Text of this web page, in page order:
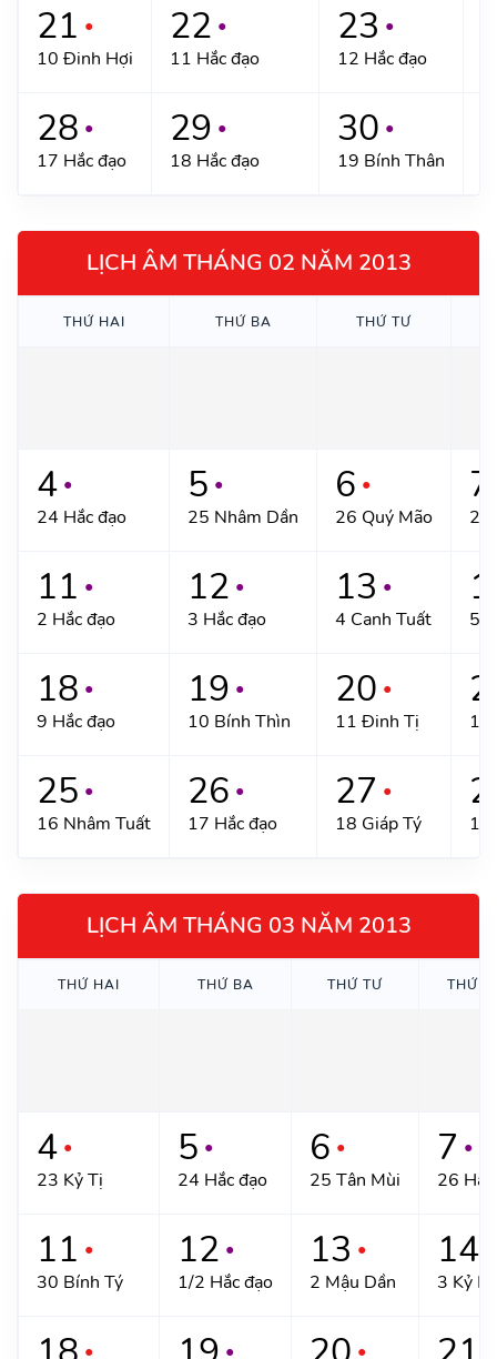
21 ●
10 Đinh Hợi
22 ●
11 Hắc đạo
23 ●
12 Hắc đạo
28 ●
17 Hắc đạo
29 ●
18 Hắc đạo
30 ●
19 Bính Thân
LỊCH ÂM THÁNG 02 NĂM 2013
THỨ HAI THỨ BA THỨ TƯ
4 ●
24 Hắc đạo
5 ●
25 Nhâm Dần
6 ●
26 Quý Mão
7
27
11 ●
2 Hắc đạo
12 ●
3 Hắc đạo
13 ●
4 Canh Tuất 5
18 ●
9 Hắc đạo
19 ●
10 Bính Thìn
20 ●
11 Đinh Tị 12
25 ●
16 Nhâm Tuất
26 ●
17 Hắc đạo
27 ●
18 Giáp Tý 19
LỊCH ÂM THÁNG 03 NĂM 2013
THỨ HAI THỨ BA THỨ TƯ THỨ
4 ●
23 Kỷ Tị
5 ●
24 Hắc đạo
6 ●
25 Tân Mùi
7 ●
26
11 ●
30 Bính Tý
12 ●
1/2 Hắc đạo
13 ●
2 Mậu Dần
14
3 Kỷ
● ● ●